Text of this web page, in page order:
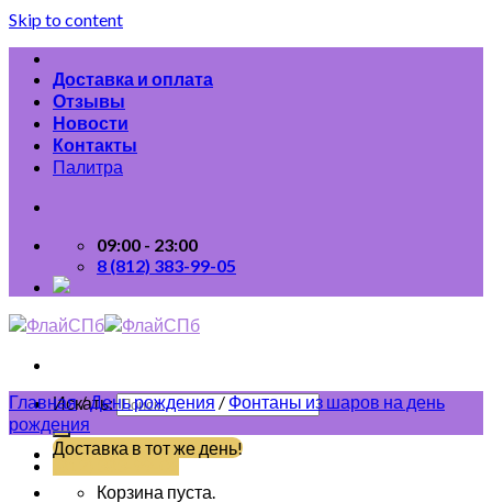
Skip to content
Доставка и оплата
Отзывы
Новости
Контакты
Палитра
09:00 - 23:00
8 (812) 383-99-05
Искать:
(812) 383-99-05
Доставка в тот же день!
Корзина пуста.
Главная/День рождения/Фонтаны из шаров на день
рождения